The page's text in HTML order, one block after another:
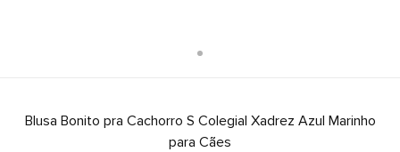
Blusa Bonito pra Cachorro S Colegial Xadrez Azul Marinho
para Cães